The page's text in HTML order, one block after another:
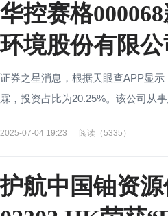
华控赛格
环境股份有限公
证券之星消息，根据天眼查APP显
霖，投资占比为20.25%。该公司从
2025-07-04 19:23 阅读（5335）
护航中国铀资